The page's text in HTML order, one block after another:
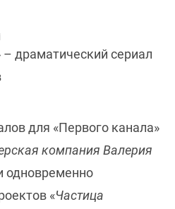
– драматический сериал
для «Первого канала»
компания Валерия
одновременно
«Частица